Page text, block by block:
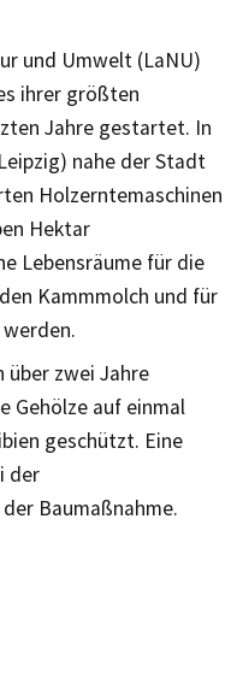
und Umwelt (LaNU)
ihrer größten
Jahre gestartet. In
nahe der Stadt
Holzerntemaschinen
Hektar
Lebensräume für die
Kammmolch und für
über zwei Jahre
Gehölze auf einmal
geschützt. Eine
der
Baumaßnahme.